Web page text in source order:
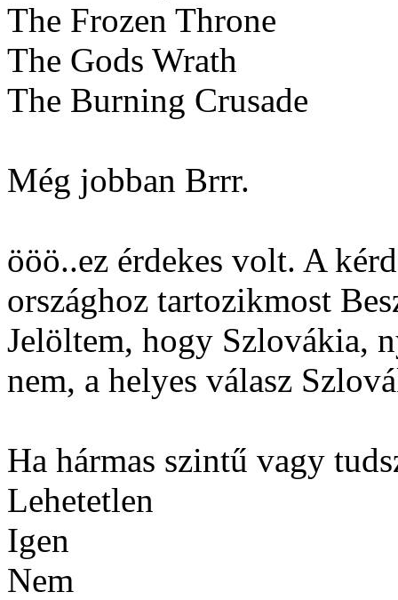
The Frozen Throne
The Gods Wrath
The Burning Crusade
Még jobban Brrr.
ööö..ez érdekes volt. A
országhoz tartozikmost
Jelöltem, hogy Szlovákia,
nem, a helyes válasz
Ha hármas szintű vagy
Lehetetlen
Igen
Nem